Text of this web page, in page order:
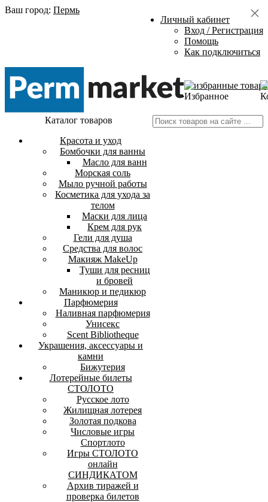
Ваш город: Пермь
Личный кабинет
Вход / Регистрация
Помощь
Как подключиться
Избранное
Каталог товаров
Красота и уход
Бомбочки для ванны
Масло для ванн
Морская соль
Мыло ручной работы
Косметика для ухода за
телом
Маски для лица
Крем для рук
Гели для душа
Средства для волос
Макияж MakeUp
Туши для ресниц
и бровей
Маникюр и педикюр
Парфюмерия
Наливная парфюмерия
Унисекс
Scent Bibliotheque
Украшения, аксессуары и
камни
Бижутерия
Лотерейные билеты
СТОЛОТО
Русское лото
Жилищная лотерея
Золотая подкова
Числовые игры
Спортлото
Игры СТОЛОТО
онлайн
СИНДИКАТОМ
Архив тиражей и
проверка билетов